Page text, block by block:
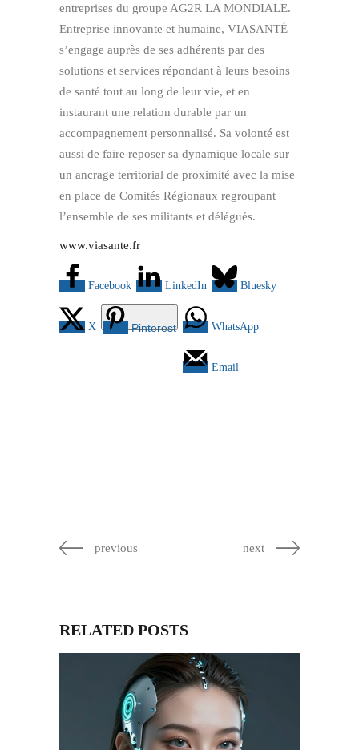
entreprises du groupe AG2R LA MONDIALE.
Entreprise innovante et humaine, VIASANTÉ
s’engage auprès de ses adhérents par des
solutions et services répondant à leurs besoins
de santé tout au long de leur vie, et en
instaurant une relation durable par un
accompagnement personnalisé. Sa volonté est
aussi de faire reposer sa dynamique locale sur
un ancrage territorial de proximité avec la mise
en place de Comités Régionaux regroupant
l’ensemble de ses militants et délégués.
www.viasante.fr
Facebook LinkedIn Bluesky
X Pinterest WhatsApp
Email
previous next
RELATED POSTS